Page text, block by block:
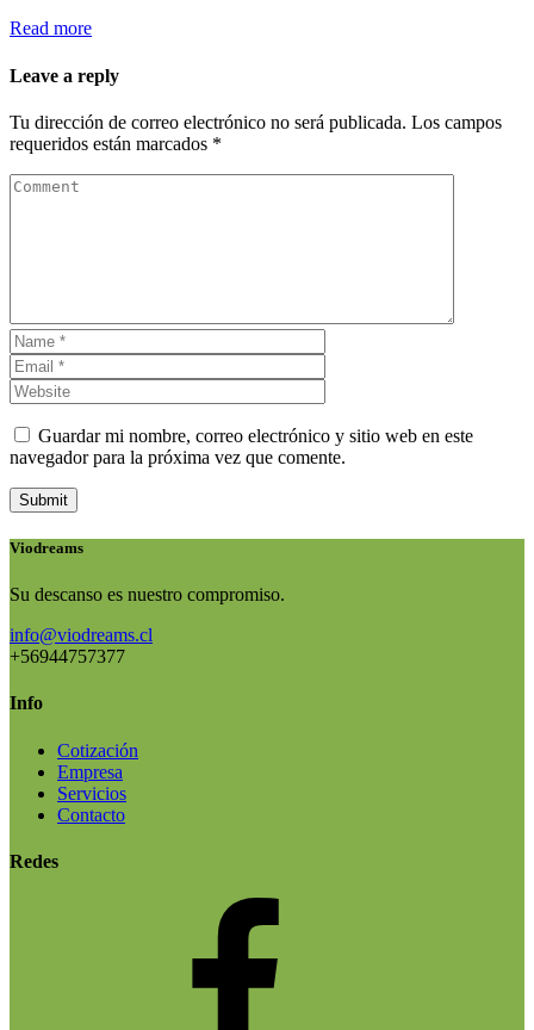
Read more
Leave a reply
Tu dirección de correo electrónico no será publicada. Los campos
requeridos están marcados *
Guardar mi nombre, correo electrónico y sitio web en este
navegador para la próxima vez que comente.
Submit
Viodreams
Su descanso es nuestro compromiso.
info@viodreams.cl
+56944757377
Info
Cotización
Empresa
Servicios
Contacto
Redes